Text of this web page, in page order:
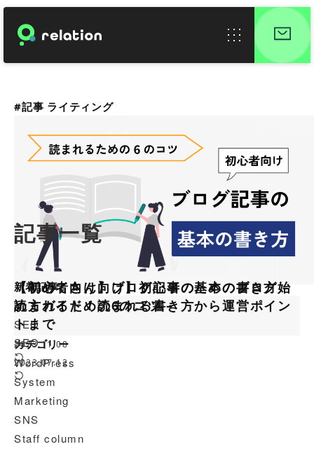
#記事 ライティング
記事一覧
【初心者向け】ブログ記事の基本の書き方 –
読まれるための6のコツ –
SEO
2023.11.08
【初めてさん向け】初心者のためのブログ始
め方ガイド！読まれる書き方から運営ポイン
トまで
SEO
2023.07.12
新着記事
カテゴリー
WordPress
System
Marketing
SNS
Staff column